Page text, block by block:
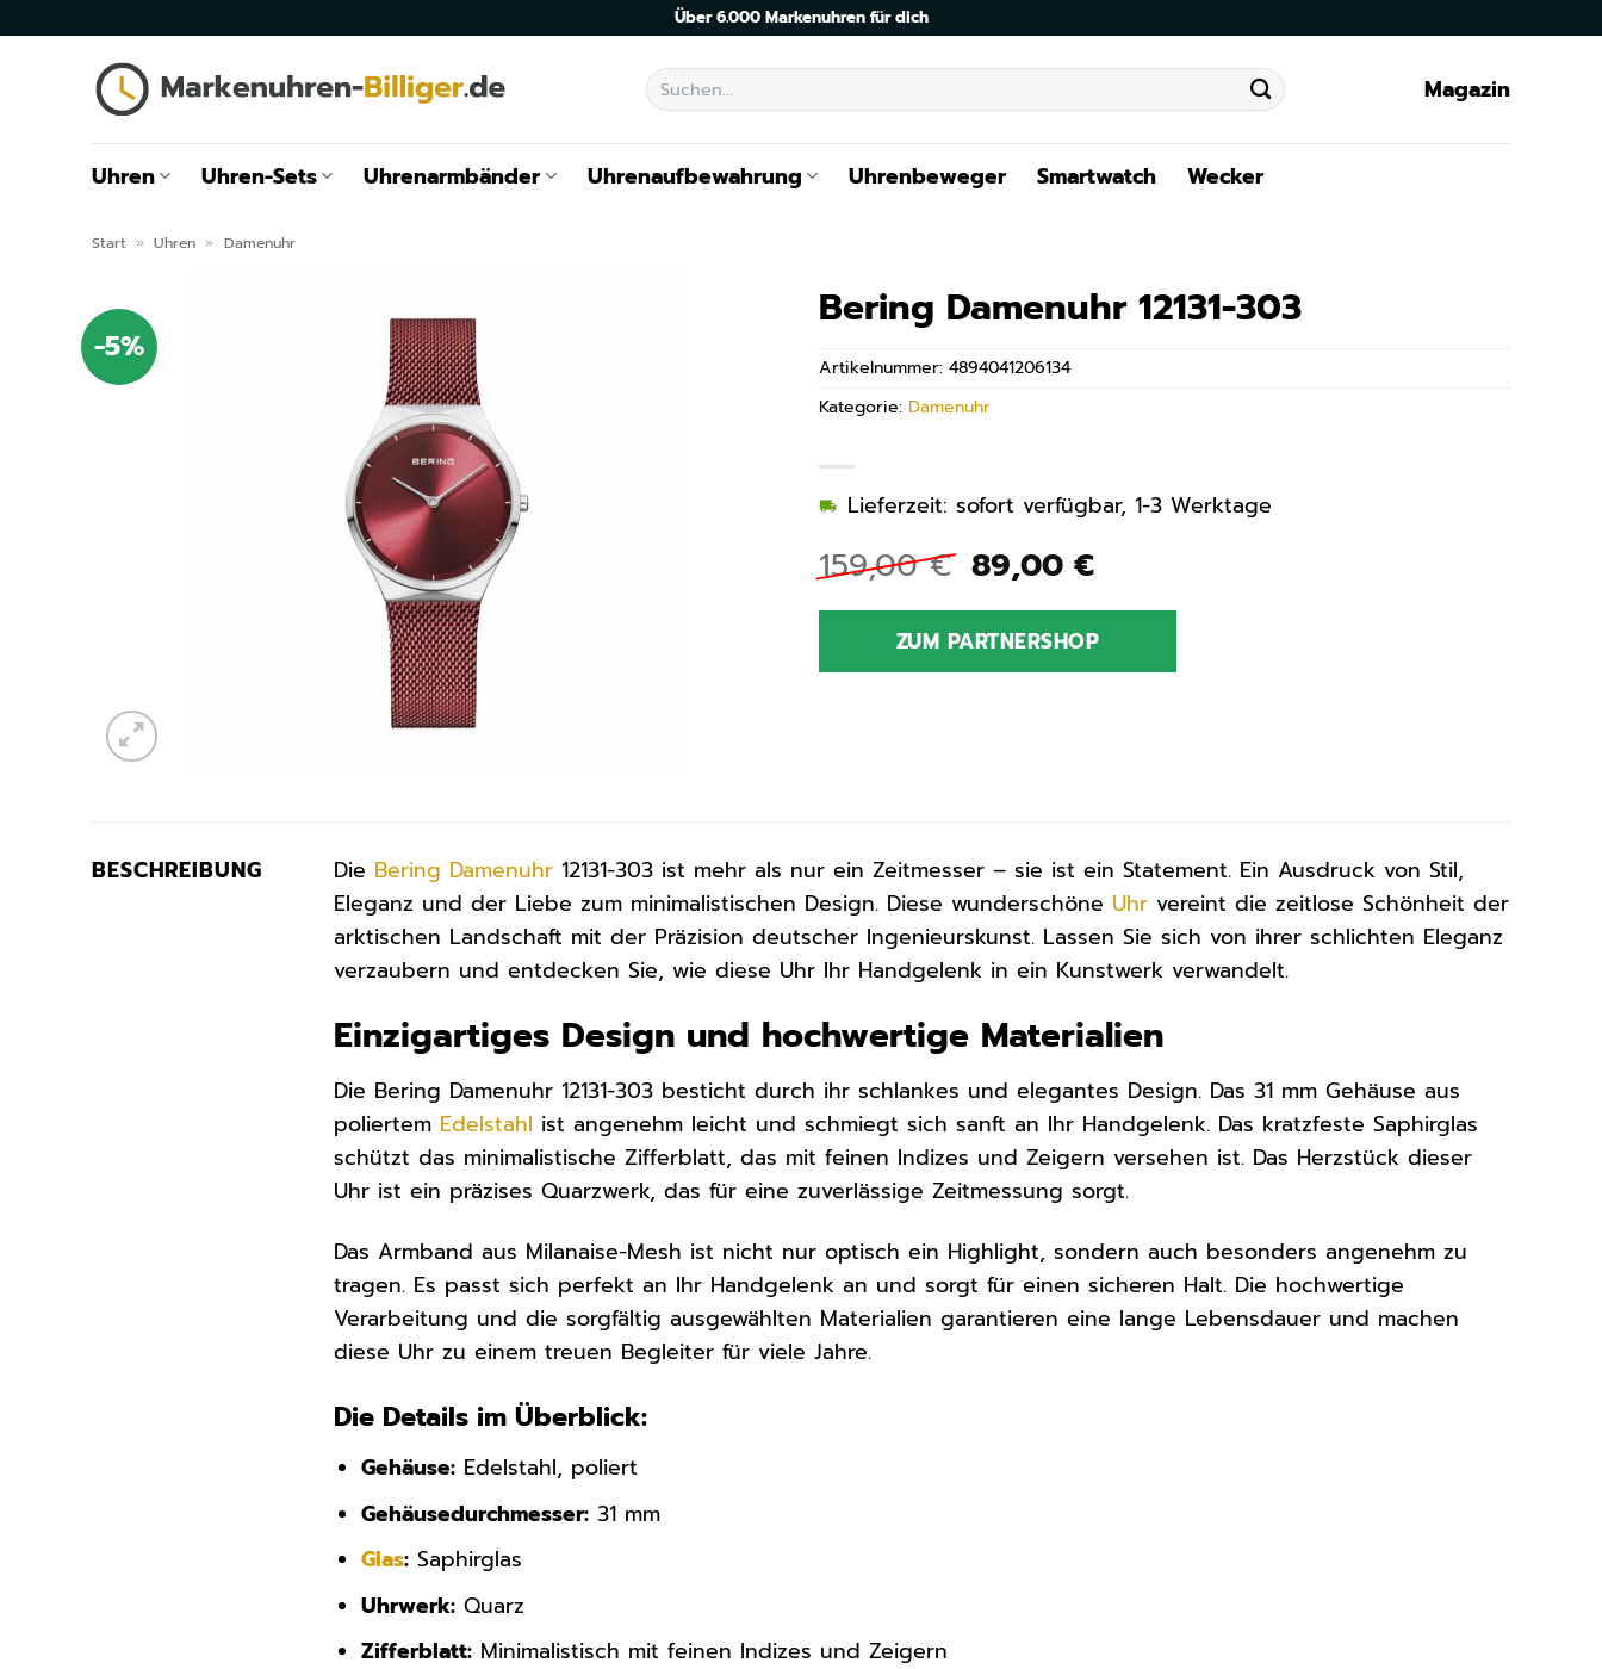
Über 6.000 Markenuhren für dich
Suchen
nach:
Magazin
Uhren Uhren-Sets Uhrenarmbänder Uhrenaufbewahrung Uhrenbeweger Smartwatch Wecker
Start » Uhren » Damenuhr
-5%
Bering Damenuhr 12131-303
159,00€ Ursprünglicher
Preis
war:
159,00 €
89,00 €Aktueller
ist:
89,00 €.
Lieferzeit: sofort verfügbar, 1-3 Werktage
ZUM PARTNERSHOP
Artikelnummer: 4894041206134
Kategorie: Damenuhr
BESCHREIBUNG Die Bering Damenuhr 12131-303 ist mehr als nur ein Zeitmesser – sie ist ein Statement. Ein Ausdruck von Stil,
Eleganz und der Liebe zum minimalistischen Design. Diese wunderschöne Uhr vereint die zeitlose Schönheit der
arktischen Landschaft mit der Präzision deutscher Ingenieurskunst. Lassen Sie sich von ihrer schlichten Eleganz
verzaubern und entdecken Sie, wie diese Uhr Ihr Handgelenk in ein Kunstwerk verwandelt.
Einzigartiges Design und hochwertige Materialien
Die Bering Damenuhr 12131-303 besticht durch ihr schlankes und elegantes Design. Das 31 mm Gehäuse aus
poliertem Edelstahl ist angenehm leicht und schmiegt sich sanft an Ihr Handgelenk. Das kratzfeste Saphirglas
schützt das minimalistische Zifferblatt, das mit feinen Indizes und Zeigern versehen ist. Das Herzstück dieser
Uhr ist ein präzises Quarzwerk, das für eine zuverlässige Zeitmessung sorgt.
Das Armband aus Milanaise-Mesh ist nicht nur optisch ein Highlight, sondern auch besonders angenehm zu
tragen. Es passt sich perfekt an Ihr Handgelenk an und sorgt für einen sicheren Halt. Die hochwertige
Verarbeitung und die sorgfältig ausgewählten Materialien garantieren eine lange Lebensdauer und machen
diese Uhr zu einem treuen Begleiter für viele Jahre.
Die Details im Überblick:
Gehäuse: Edelstahl, poliert
Gehäusedurchmesser: 31 mm
Glas: Saphirglas
Uhrwerk: Quarz
Zifferblatt: Minimalistisch mit feinen Indizes und Zeigern